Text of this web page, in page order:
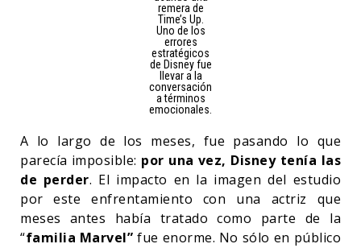
remera de
Time’s Up.
Uno de los
errores
estratégicos
de Disney fue
llevar a la
conversación
a términos
emocionales.
A lo largo de los meses, fue pasando lo que
parecía imposible: por una vez, Disney tenía las
de perder. El impacto en la imagen del estudio
por este enfrentamiento con una actriz que
meses antes había tratado como parte de la
“familia Marvel”fue enorme. No sólo en público